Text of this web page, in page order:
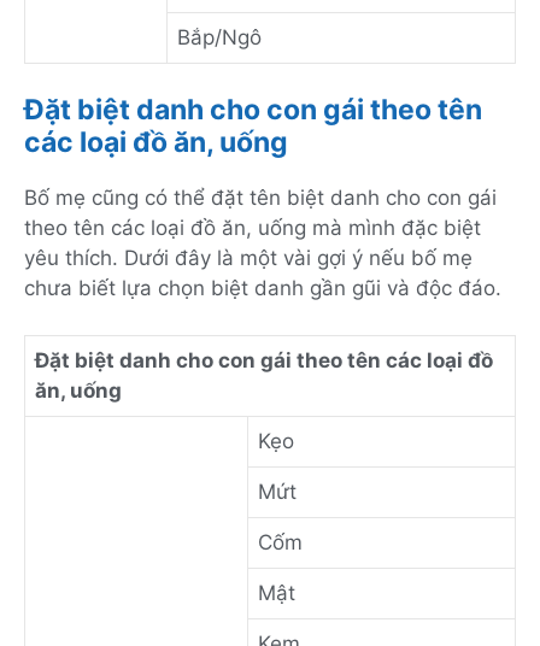
Bắp/Ngô
Đặt biệt danh cho con gái theo tên
các loại đồ ăn, uống
Bố mẹ cũng có thể đặt tên biệt danh cho con gái
theo tên các loại đồ ăn, uống mà mình đặc biệt
yêu thích. Dưới đây là một vài gợi ý nếu bố mẹ
chưa biết lựa chọn biệt danh gần gũi và độc đáo.
Đặt biệt danh cho con gái theo tên các loại đồ
ăn, uống
Kẹo
Mứt
Cốm
Mật